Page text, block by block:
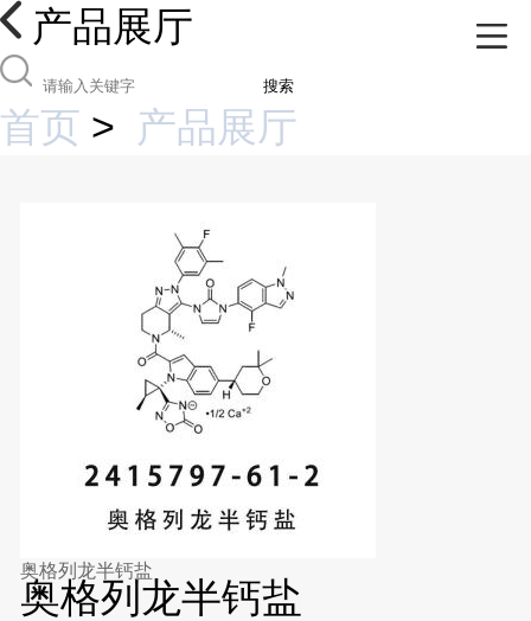
产品展厅
搜索
首页 > 产品展厅
奥格列龙半钙盐
奥格列龙半钙盐